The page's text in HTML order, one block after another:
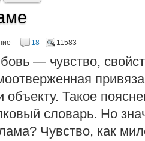
18 11583
— чувство,
объекту. Такое
словарь. Но
Чувство, как